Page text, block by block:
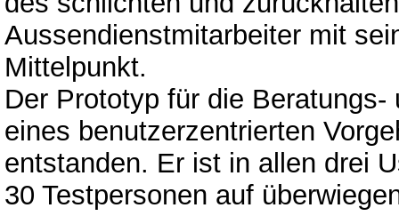
Aussendienstmitarbeiter mit
Mittelpunkt.
Der Prototyp für die
eines benutzerzentrierten
entstanden. Er ist in allen drei
30 Testpersonen auf